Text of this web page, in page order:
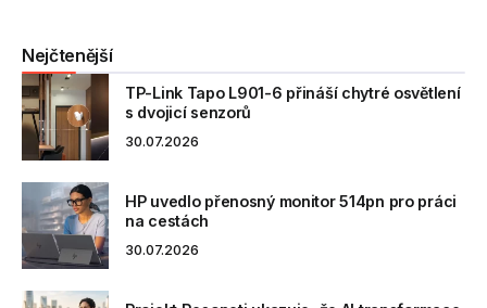
Nejčtenější
TP-Link Tapo L901-6 přináší chytré osvětlení
s dvojicí senzorů
30.07.2026
HP uvedlo přenosný monitor 514pn pro práci
na cestách
30.07.2026